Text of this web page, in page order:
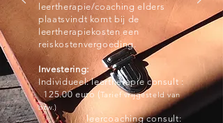
leertherapie/coaching elders
plaatsvindt komt bij de
leertherapiekosten een
reiskostenvergoeding.
Investering:
Individueel: leertherapie consult :
125.00 euro (Tarief vrijgesteld van
btw.)
leercoaching consult: